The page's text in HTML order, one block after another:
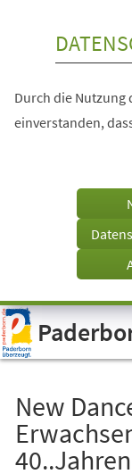
Visuelle
Assistenzsoftware
öffnen.
Durch die Nutzung
einverstanden,
New
40..Jahren